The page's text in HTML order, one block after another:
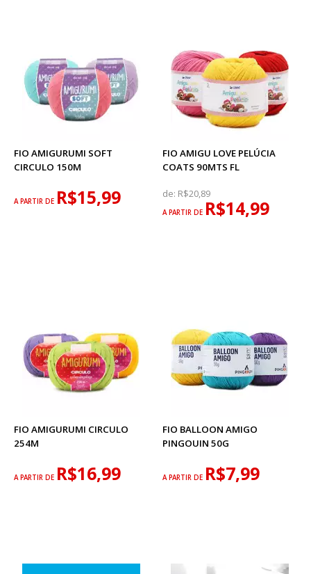
FIO AMIGURUMI SOFT
CIRCULO 150M
A PARTIR DE R$15,99
FIO AMIGU LOVE PELÚCIA
COATS 90MTS FL
de: R$20,89
A PARTIR DE R$14,99
FIO AMIGURUMI CIRCULO
254M
A PARTIR DE R$16,99
FIO BALLOON AMIGO
PINGOUIN 50G
A PARTIR DE R$7,99